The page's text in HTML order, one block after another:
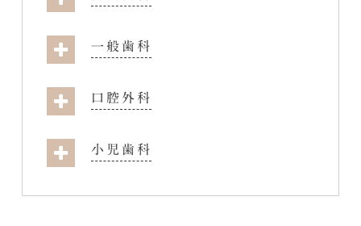
一般歯科
口腔外科
小児歯科